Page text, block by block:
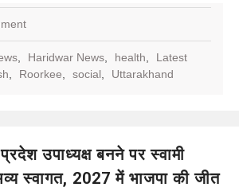
Haridwar News health
Latest
Roorkee social Uttarakhand
उपाध्यक्ष बनने पर स्वामी
स्वागत, 2027 में भाजपा की जीत